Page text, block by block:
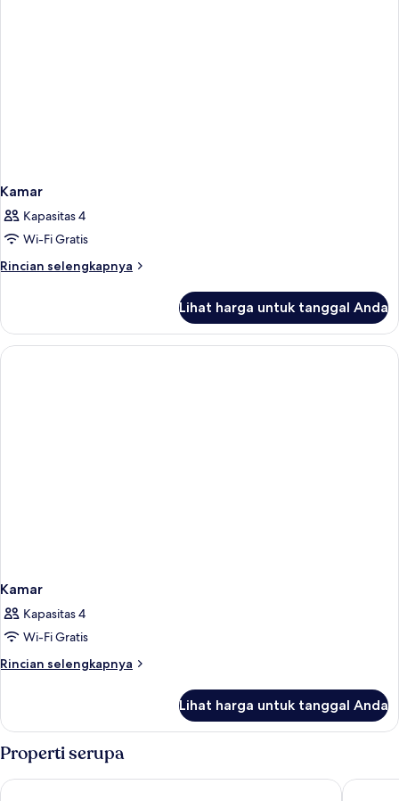
Kamar
Kapasitas 4
Wi-Fi Gratis
Rincian selengkapnya
Rincian
Kamar
Lihat harga untuk tanggal Anda
Kamar
Kapasitas 4
Wi-Fi Gratis
Rincian selengkapnya
Rincian
Kamar
Lihat harga untuk tanggal Anda
Properti serupa
Motto by Hilton Hong Kong Soho ibis